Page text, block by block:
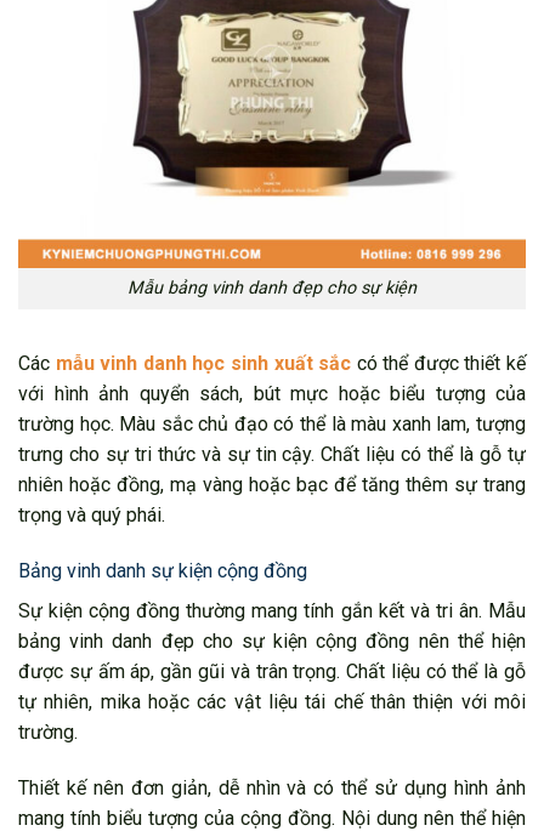
Mẫu bảng vinh danh đẹp cho sự kiện
Các mẫu vinh danh học sinh xuất sắc có thể được thiết kế
với hình ảnh quyển sách, bút mực hoặc biểu tượng của
trường học. Màu sắc chủ đạo có thể là màu xanh lam, tượng
trưng cho sự tri thức và sự tin cậy. Chất liệu có thể là gỗ tự
nhiên hoặc đồng, mạ vàng hoặc bạc để tăng thêm sự trang
trọng và quý phái.
Bảng vinh danh sự kiện cộng đồng
Sự kiện cộng đồng thường mang tính gắn kết và tri ân. Mẫu
bảng vinh danh đẹp cho sự kiện cộng đồng nên thể hiện
được sự ấm áp, gần gũi và trân trọng. Chất liệu có thể là gỗ
tự nhiên, mika hoặc các vật liệu tái chế thân thiện với môi
trường.
Thiết kế nên đơn giản, dễ nhìn và có thể sử dụng hình ảnh
mang tính biểu tượng của cộng đồng. Nội dung nên thể hiện